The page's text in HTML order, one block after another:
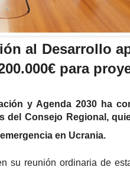
al Desarrollo
para
y Agenda 2030 ha
Consejo Regional,
en Ucrania.
su reunión ordinaria de